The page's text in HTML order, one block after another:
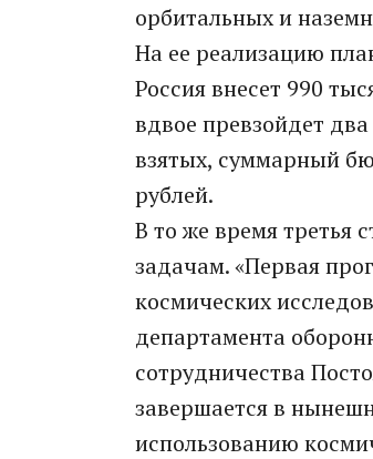
орбитальных и
На ее реализацию
Россия внесет 990
вдвое превзойдет
взятых, суммарный
рублей.
В то же время третья
задачам. «Первая
космических
департамента
сотрудничества
завершается в
использованию